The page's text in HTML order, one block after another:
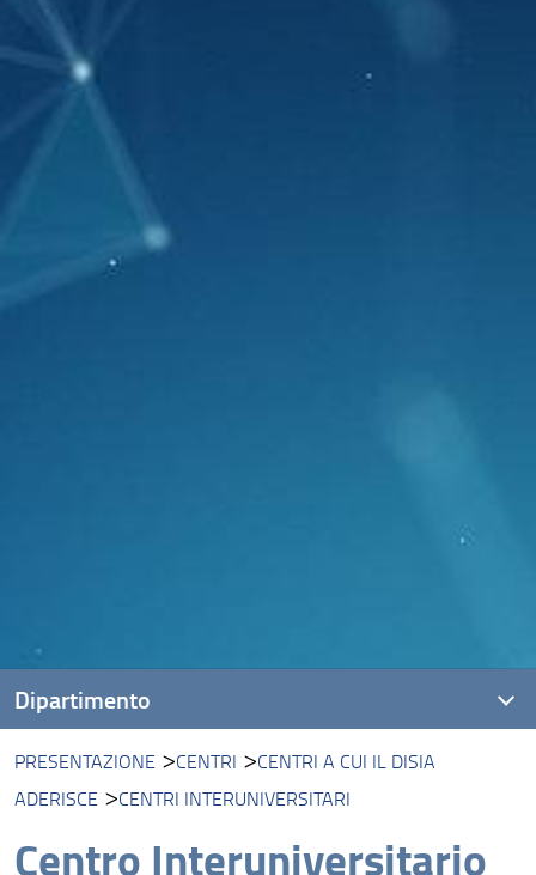
PRESENTAZIONE CENTRI
CENTRI A CUI IL DISIA
ADERISCE
CENTRI INTERUNIVERSITARI
Centro Interuniversitario
Dipartimento
Presentazione